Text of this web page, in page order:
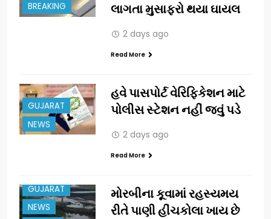
BREAKING
લાગતા મુસાફરો થયા ઘાયલ
2 days ago
Read More
GUJARAT
NEWS
હવે પાસપોર્ટ વેરિફિકેશન માટે
પોલીસ સ્ટેશન નહીં જવું પડે
2 days ago
Read More
GUJARAT
NEWS
મોરબીના કૂવામાં રહસ્યમય
રીતે પાણી હીંચકોલા ખાય છે